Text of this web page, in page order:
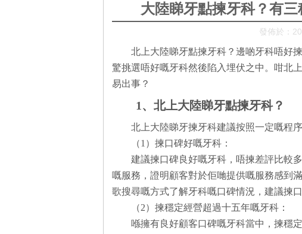
大陸睇牙點揀牙科？有
發佈於：
北上大陸睇牙點揀牙科？邊啲牙科唔好
驚挑選唔好嘅牙科然後陷入埋伏之中。咁北
易出事？
1、北上大陸睇牙點揀牙科？
北上大陸睇牙揀牙科建議按照一定嘅程序
（1）揀口碑好嘅牙科：
建議揀口碑良好嘅牙科，唔揀差評比較
嘅服務，證明顧客對於佢哋提供嘅服務感到
歌搜尋嘅方式了解牙科嘅口碑情況，建議揀口
（2）揀穩定經營超過十五年嘅牙科：
喺擁有良好顧客口碑嘅牙科當中，揀穩